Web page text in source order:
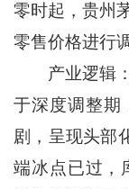
零时起，贵州
零售价格进行
产业逻辑：
于深度调整期
剧，呈现头部
端冰点已过，